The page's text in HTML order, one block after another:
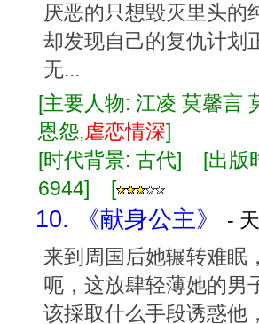
厌恶的只想毁灭里
却发现自己的复仇计
无...
[主要人物: 江凌 莫馨
恩怨,虐恋情深]
[时代背景: 古代] [出
6944] [
10. 《献身公主》
-
来到周国后她辗转难眠
呃，这放肆轻薄她的男
该採取什么手段诱惑他